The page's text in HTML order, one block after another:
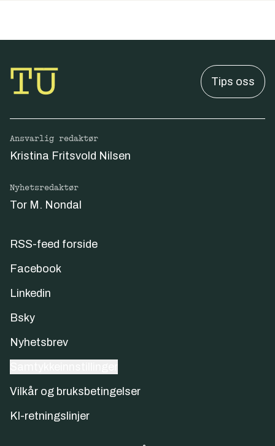
Tips oss
Ansvarlig redaktør
Kristina Fritsvold Nilsen
Nyhetsredaktør
Tor M. Nondal
RSS-feed forside
Facebook
Linkedin
Bsky
Nyhetsbrev
Vilkår og bruksbetingelser
KI-retningslinjer